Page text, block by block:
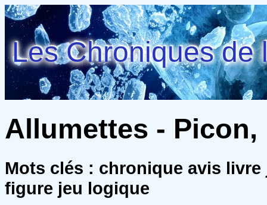
Les Chroniques de
Allumettes - Picon,
Mots clés : chronique avis
figure jeu logique